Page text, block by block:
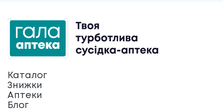
Каталог
Знижки
Аптеки
Блог